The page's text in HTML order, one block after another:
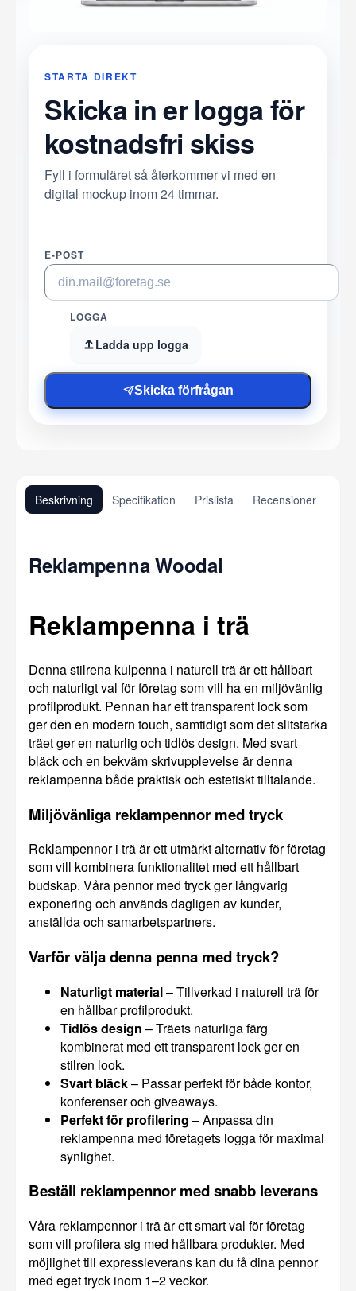
STARTA DIREKT
Skicka in er logga för
kostnadsfri skiss
Fyll i formuläret så återkommer vi med en
digital mockup inom 24 timmar.
E-POST
LOGGA
Ladda upp logga
Skicka förfrågan
Beskrivning Specifikation Prislista Recensioner
Reklampenna Woodal
Reklampenna i trä
Denna stilrena kulpenna i naturell trä är ett hållbart
och naturligt val för företag som vill ha en miljövänlig
profilprodukt. Pennan har ett transparent lock som
ger den en modern touch, samtidigt som det slitstarka
träet ger en naturlig och tidlös design. Med svart
bläck och en bekväm skrivupplevelse är denna
reklampenna både praktisk och estetiskt tilltalande.
Miljövänliga reklampennor med tryck
Reklampennor i trä är ett utmärkt alternativ för företag
som vill kombinera funktionalitet med ett hållbart
budskap. Våra pennor med tryck ger långvarig
exponering och används dagligen av kunder,
anställda och samarbetspartners.
Varför välja denna penna med tryck?
Naturligt material– Tillverkad i naturell trä för
en hållbar profilprodukt.
Tidlös design – Träets naturliga färg
kombinerat med ett transparent lock ger en
stilren look.
Svart bläck– Passar perfekt för både kontor,
konferenser och giveaways.
Perfekt för profilering – Anpassa din
reklampenna med företagets logga för maximal
synlighet.
Beställ reklampennor med snabb leverans
Våra reklampennor i trä är ett smart val för företag
som vill profilera sig med hållbara produkter. Med
möjlighet till expressleverans kan du få dina pennor
med eget tryck inom 1–2 veckor.